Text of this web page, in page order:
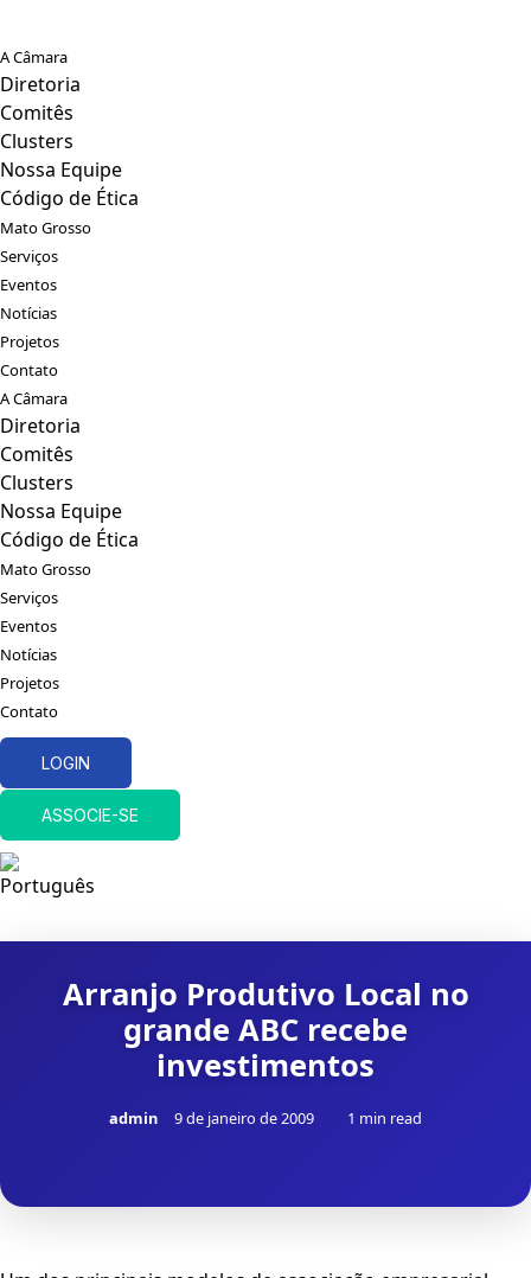
A Câmara
Diretoria
Comitês
Clusters
Nossa Equipe
Código de Ética
Mato Grosso
Serviços
Eventos
Notícias
Projetos
Contato
A Câmara
Diretoria
Comitês
Clusters
Nossa Equipe
Código de Ética
Mato Grosso
Serviços
Eventos
Notícias
Projetos
Contato
LOGIN
ASSOCIE-SE
Arranjo Produtivo Local no
grande ABC recebe
investimentos
admin 9 de janeiro de 2009 1 min read